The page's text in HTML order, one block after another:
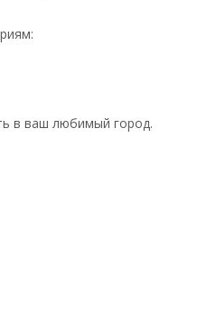
в ваш любимый город.